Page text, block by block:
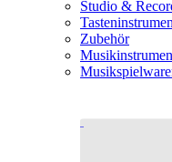
Studio &
Zubehör